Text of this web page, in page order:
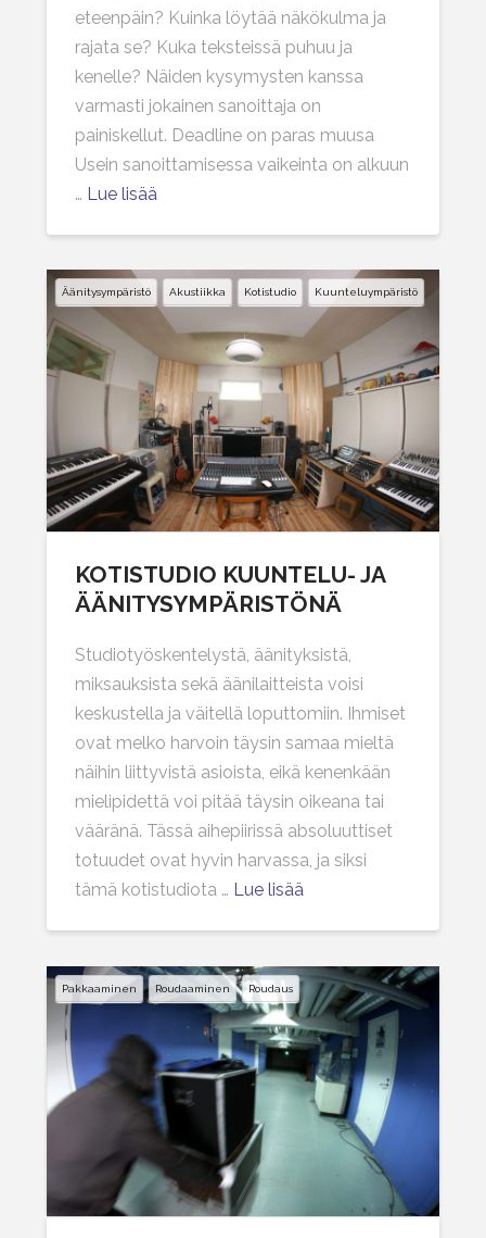
eteenpäin? Kuinka löytää näkökulma ja
rajata se? Kuka teksteissä puhuu ja
kenelle? Näiden kysymysten kanssa
varmasti jokainen sanoittaja on
painiskellut. Deadline on paras muusa
Usein sanoittamisessa vaikeinta on alkuun
… Lue lisää
KOTISTUDIO KUUNTELU- JA
ÄÄNITYSYMPÄRISTÖNÄ
Studiotyöskentelystä, äänityksistä,
miksauksista sekä äänilaitteista voisi
keskustella ja väitellä loputtomiin. Ihmiset
ovat melko harvoin täysin samaa mieltä
näihin liittyvistä asioista, eikä kenenkään
mielipidettä voi pitää täysin oikeana tai
vääränä. Tässä aihepiirissä absoluuttiset
totuudet ovat hyvin harvassa, ja siksi
tämä kotistudiota … Lue lisää
Äänitysympäristö Akustiikka Kotistudio Kuunteluympäristö
Pakkaaminen Roudaaminen Roudaus